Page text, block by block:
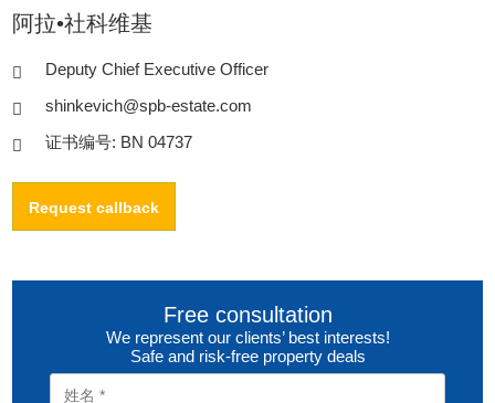
阿拉•社科维基
Deputy Chief Executive Officer
shinkevich@spb-estate.com
证书编号: BN 04737
Request callback
Free consultation
We represent our clients’ best interests!
Safe and risk-free property deals